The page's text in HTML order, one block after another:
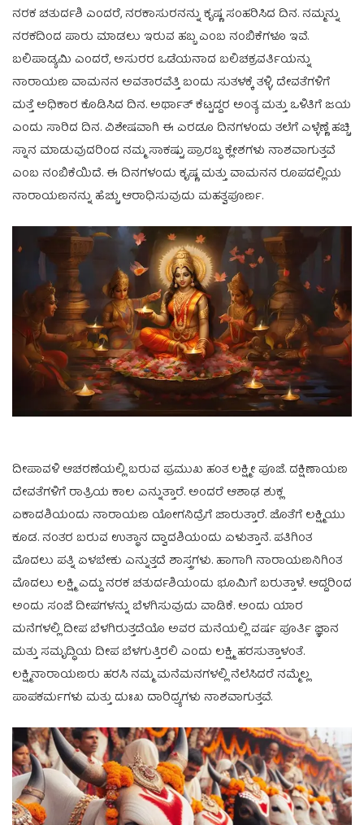
ನರಕ ಚತುರ್ದಶಿ ಎಂದರೆ, ನರಕಾಸುರನನ್ನು ಕೃಷ್ಣ ಸಂಹರಿಸಿದ ದಿನ. ನಮ್ಮನ್ನು
ನರಕದಿಂದ ಪಾರು ಮಾಡಲು ಇರುವ ಹಬ್ಬ ಎಂಬ ನಂಬಿಕೆಗಳೂ ಇವೆ.
ಬಲಿಪಾಡ್ಯಮಿ ಎಂದರೆ, ಅಸುರರ ಒಡೆಯನಾದ ಬಲಿಚಕ್ರವರ್ತಿಯನ್ನು
ನಾರಾಯಣ ವಾಮನನ ಅವತಾರವೆತ್ತಿ ಬಂದು ಸುತಳಕ್ಕೆ ತಳ್ಳಿ, ದೇವತೆಗಳಿಗೆ
ಮತ್ತೆ ಅಧಿಕಾರ ಕೊಡಿಸಿದ ದಿನ. ಅರ್ಥಾತ್ ಕೆಟ್ಟದ್ದರ ಅಂತ್ಯ ಮತ್ತು ಒಳಿತಿಗೆ ಜಯ
ಎಂದು ಸಾರಿದ ದಿನ. ವಿಶೇಷವಾಗಿ ಈ ಎರಡೂ ದಿನಗಳಂದು ತಲೆಗೆ ಎಳ್ಳೆಣ್ಣೆ ಹಚ್ಚಿ
ಸ್ನಾನ ಮಾಡುವುದರಿಂದ ನಮ್ಮ ಸಾಕಷ್ಟು ಪ್ರಾರಬ್ಧ ಕ್ಲೇಶಗಳು ನಾಶವಾಗುತ್ತವೆ
ಎಂಬ ನಂಬಿಕೆಯಿದೆ. ಈ ದಿನಗಳಂದು ಕೃಷ್ಣ ಮತ್ತು ವಾಮನನ ರೂಪದಲ್ಲಿಯ
ನಾರಾಯಣನನ್ನು ಹೆಚ್ಚು ಆರಾಧಿಸುವುದು ಮಹತ್ವಪೂರ್ಣ.
ದೀಪಾವಳಿ ಆಚರಣೆಯಲ್ಲಿ ಬರುವ ಪ್ರಮುಖ ಹಂತ ಲಕ್ಷ್ಮೀ ಪೂಜೆ. ದಕ್ಷಿಣಾಯಣ
ದೇವತೆಗಳಿಗೆ ರಾತ್ರಿಯ ಕಾಲ ಎನ್ನುತ್ತಾರೆ. ಅಂದರೆ ಆಶಾಢ ಶುಕ್ಲ
ಏಕಾದಶಿಯಂದು ನಾರಾಯಣ ಯೋಗನಿದ್ರೆಗೆ ಜಾರುತ್ತಾರೆ. ಜೊತೆಗೆ ಲಕ್ಷ್ಮಿಯು
ಕೂಡ. ನಂತರ ಬರುವ ಉತ್ಥಾನ ದ್ವಾದಶಿಯಂದು ಏಳುತ್ತಾನೆ. ಪತಿಗಿಂತ
ಮೊದಲು ಪತ್ನಿ ಏಳಬೇಕು ಎನ್ನುತ್ತದೆ ಶಾಸ್ತ್ರಗಳು. ಹಾಗಾಗಿ ನಾರಾಯಣನಿಗಿಂತ
ಮೊದಲು ಲಕ್ಷ್ಮಿ ಎದ್ದು ನರಕ ಚತುರ್ದಶಿಯಂದು ಭೂಮಿಗೆ ಬರುತ್ತಾಳೆ. ಆದ್ದರಿಂದ
ಅಂದು ಸಂಜೆ ದೀಪಗಳನ್ನು ಬೆಳಗಿಸುವುದು ವಾಡಿಕೆ. ಅಂದು ಯಾರ
ಮನೆಗಳಲ್ಲಿ ದೀಪ ಬೆಳಗಿರುತ್ತದೆಯೊ ಅವರ ಮನೆಯಲ್ಲಿ ವರ್ಷ ಪೂರ್ತಿ ಜ್ಞಾನ
ಮತ್ತು ಸಮೃದ್ಧಿಯ ದೀಪ ಬೆಳಗುತ್ತಿರಲಿ ಎಂದು ಲಕ್ಷ್ಮಿ ಹರಸುತ್ತಾಳಂತೆ.
ಲಕ್ಷ್ಮಿನಾರಾಯಣರು ಹರಸಿ ನಮ್ಮ ಮನೆಮನಗಳಲ್ಲಿ ನೆಲೆಸಿದರೆ ನಮ್ಮೆಲ್ಲ
ಪಾಪಕರ್ಮಗಳು ಮತ್ತು ದುಃಖ ದಾರಿದ್ರ್ಯಗಳು ನಾಶವಾಗುತ್ತವೆ.